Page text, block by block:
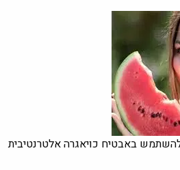
באבטיח כויאגרה אלטרנטיבית